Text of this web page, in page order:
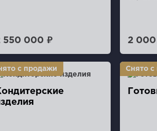
550 000 ₽ 2